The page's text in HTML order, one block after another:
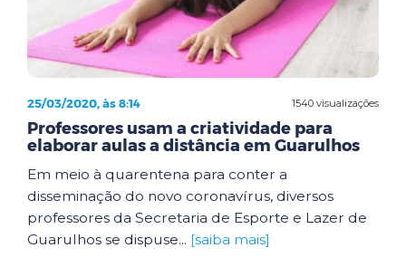
1540 visualizações
25/03/2020, às 8:14
Professores usam a criatividade para
elaborar aulas a distância em Guarulhos
Em meio à quarentena para conter a
disseminação do novo coronavírus, diversos
professores da Secretaria de Esporte e Lazer de
Guarulhos se dispuse... [saiba mais]